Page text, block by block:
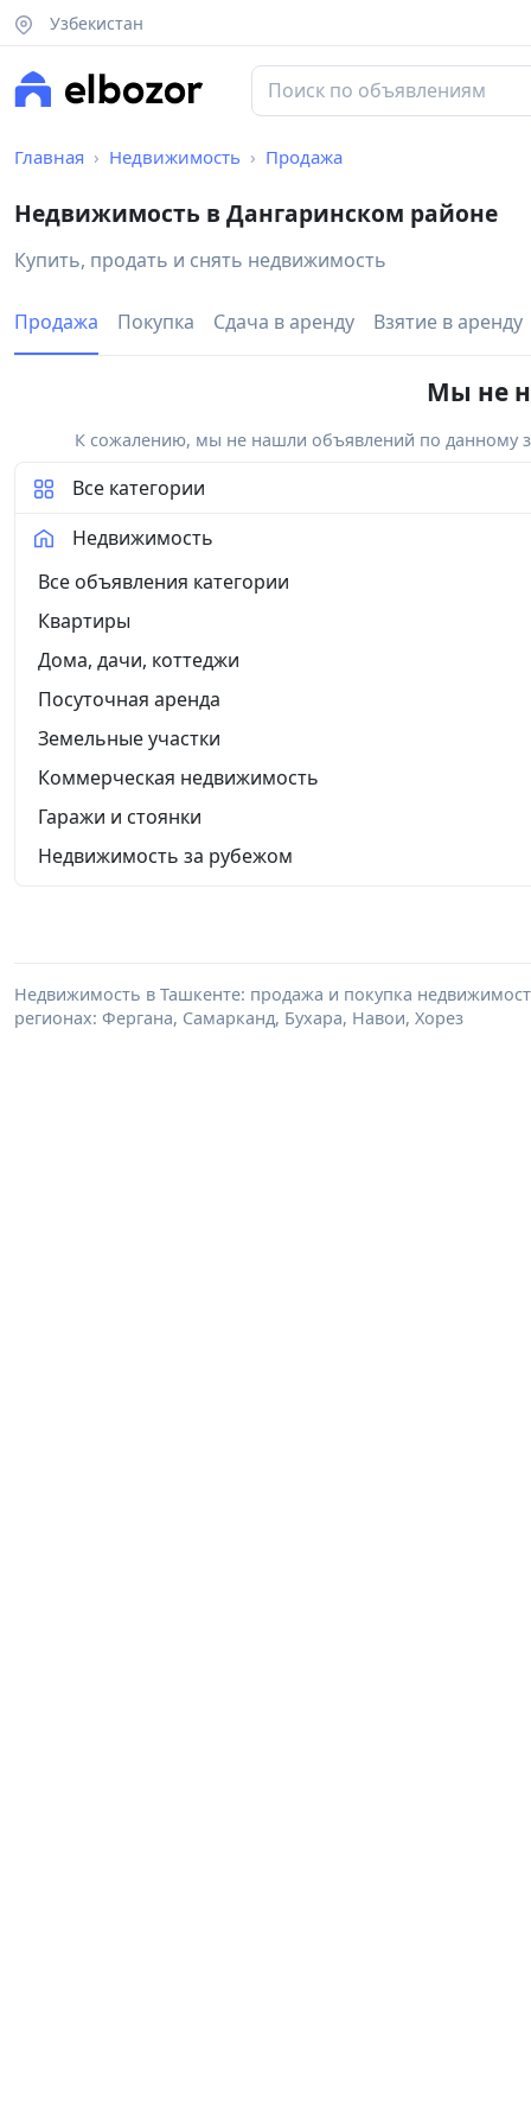
Узбекистан
Главная Недвижимость Продажа
Недвижимость в Дангаринском районе
Купить, продать и снять недвижимость
Продажа Покупка Сдача в аренду Взятие в аренду
Мы не
К сожалению, мы не нашли объявлений по данному
Все категории
Недвижимость
Все объявления категории
Квартиры
Дома, дачи, коттеджи
Посуточная аренда
Земельные участки
Коммерческая недвижимость
Гаражи и стоянки
Недвижимость за рубежом
Недвижимость в Ташкенте: продажа и покупка
регионах: Фергана, Самарканд, Бухара, Навои, Хорез